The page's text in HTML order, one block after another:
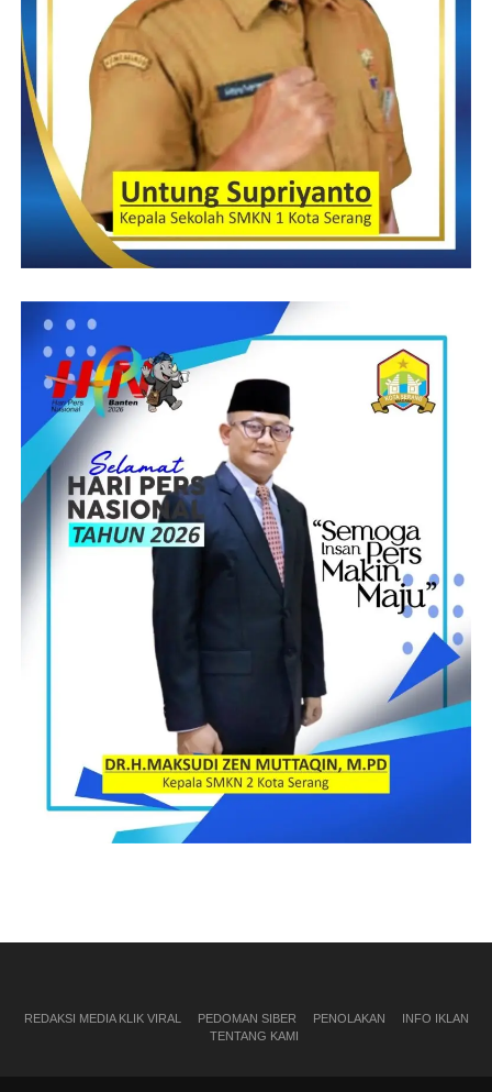
REDAKSI MEDIA KLIK VIRAL PEDOMAN SIBER PENOLAKAN
INFO IKLAN
TENTANG KAMI